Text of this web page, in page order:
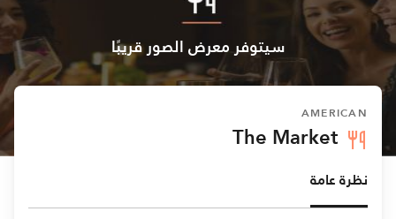
سيتوفر معرض الصور قريبًا
AMERICAN
The Market
نظرة عامة